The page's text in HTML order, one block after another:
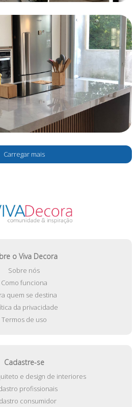
Carregar mais
o Viva Decora
Sobre nós
Como funciona
quem se destina
da privacidade
Termos de uso
Cadastre-se
e design de interiores
profissionais
consumidor